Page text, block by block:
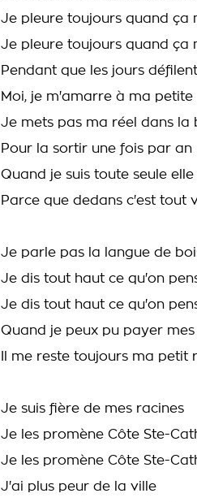
Je pleure toujours quand ça
Je pleure toujours quand ça
Pendant que les jours défilent
Moi, je m'amarre à ma petite
Je mets pas ma réel dans la
Pour la sortir une fois par an
Quand je suis toute seule
Parce que dedans c'est tout
Je parle pas la langue de
Je dis tout haut ce qu'on
Je dis tout haut ce qu'on
Quand je peux pu payer mes
Il me reste toujours ma petit
Je suis fière de mes racines
Je les promène Côte Ste-
Je les promène Côte Ste-
J'ai plus peur de la ville